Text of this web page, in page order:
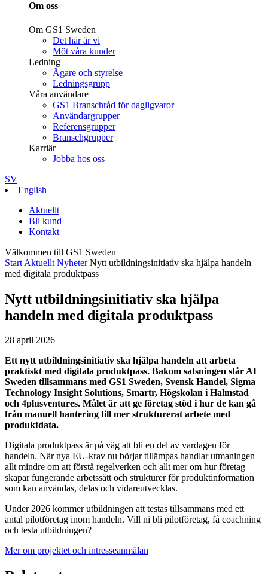
Om oss
Om GS1 Sweden
Det här är vi
Möt våra kunder
Ledning
Ägare och styrelse
Ledningsgrupp
Våra användare
GS1 Branschråd för dagligvaror
Användargrupper
Referensgrupper
Branschgrupper
Karriär
Jobba hos oss
SV
English
Aktuellt
Bli kund
Kontakt
Välkommen till GS1 Sweden
Start Aktuellt Nyheter Nytt utbildningsinitiativ ska hjälpa handeln
med digitala produktpass
Nytt utbildningsinitiativ ska hjälpa
handeln med digitala produktpass
28 april 2026
Ett nytt utbildningsinitiativ ska hjälpa handeln att arbeta
praktiskt med digitala produktpass. Bakom satsningen står AI
Sweden tillsammans med GS1 Sweden, Svensk Handel, Sigma
Technology Insight Solutions, Smartr, Högskolan i Halmstad
och 4plusventures. Målet är att ge företag stöd i hur de kan gå
från manuell hantering till mer strukturerat arbete med
produktdata.
Digitala produktpass är på väg att bli en del av vardagen för
handeln. När nya EU‑krav nu börjar tillämpas handlar utmaningen
allt mindre om att förstå regelverken och allt mer om hur företag
skapar fungerande arbetssätt och strukturer för produktinformation
som kan användas, delas och vidareutvecklas.
Under 2026 kommer utbildningen att testas tillsammans med ett
antal pilotföretag inom handeln. Vill ni bli pilotföretag, få coachning
och testa utbildningen?
Mer om projektet och intresseanmälan